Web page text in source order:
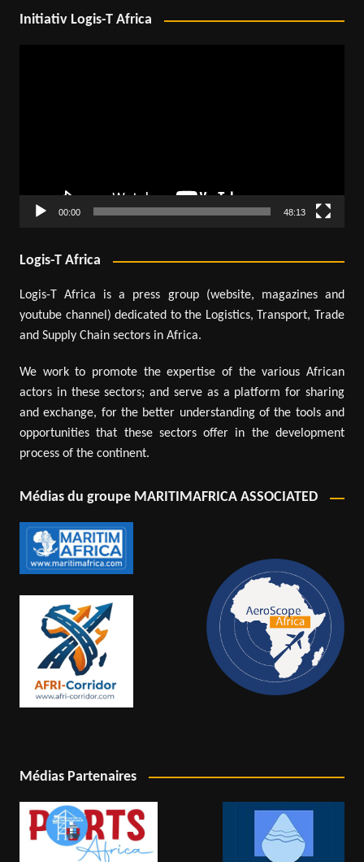
Initiativ Logis-T Africa
00:00 48:13
Logis-T Africa
Logis-T Africa is a press group (website, magazines and
youtube channel) dedicated to the Logistics, Transport, Trade
and Supply Chain sectors in Africa.
We work to promote the expertise of the various African
actors in these sectors; and serve as a platform for sharing
and exchange, for the better understanding of the tools and
opportunities that these sectors offer in the development
process of the continent.
Médias du groupe MARITIMAFRICA ASSOCIATED
Médias Partenaires